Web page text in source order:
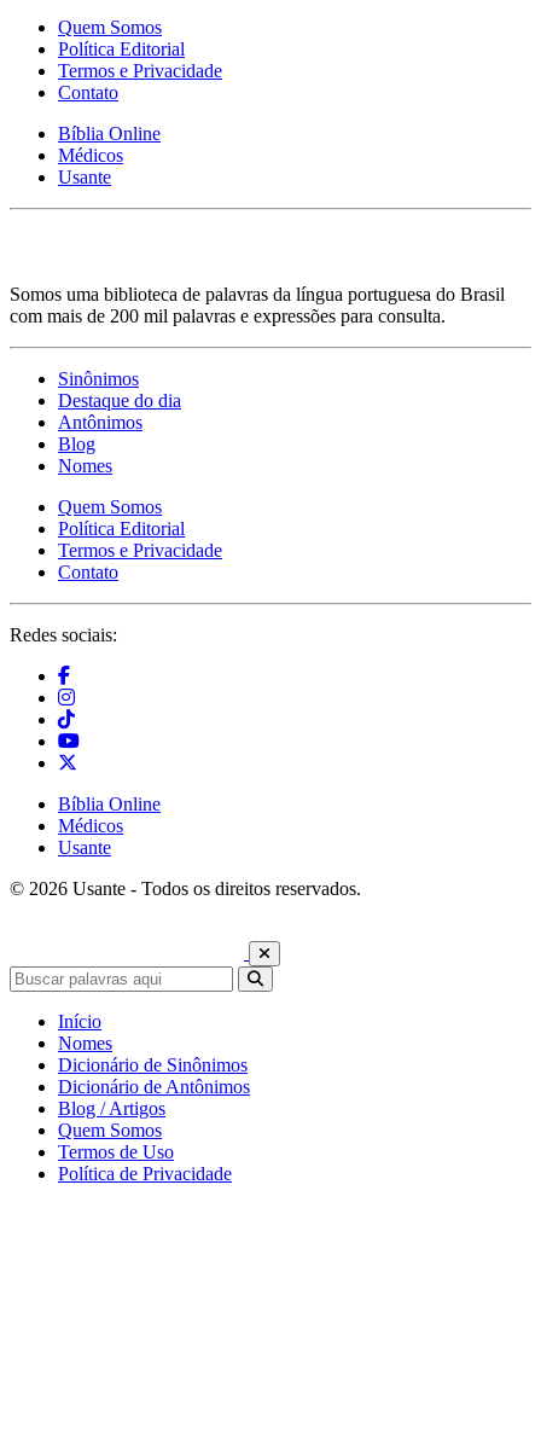
Quem Somos
Política Editorial
Termos e Privacidade
Contato
Bíblia Online
Médicos
Usante
Somos uma biblioteca de palavras da língua portuguesa do Brasil
com mais de 200 mil palavras e expressões para consulta.
Sinônimos
Destaque do dia
Antônimos
Blog
Nomes
Quem Somos
Política Editorial
Termos e Privacidade
Contato
Redes sociais:
Bíblia Online
Médicos
Usante
© 2026 Usante - Todos os direitos reservados.
Início
Nomes
Dicionário de Sinônimos
Dicionário de Antônimos
Blog / Artigos
Quem Somos
Termos de Uso
Política de Privacidade